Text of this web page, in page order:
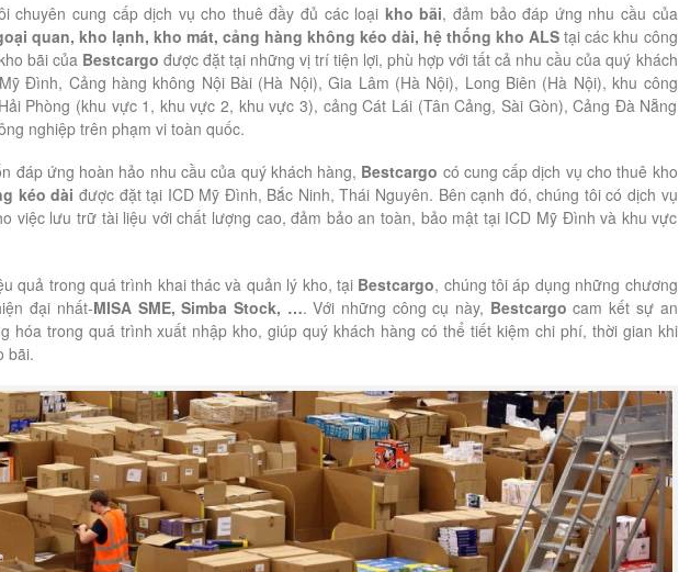
chuyên cung cấp dịch vụ cho thuê đầy đủ các loại kho bãi, đảm bảo đáp ứng nhu cầu của
quan, kho lạnh, kho mát, cảng hàng không kéo dài, hệ thống kho ALS tại các khu công
bãi của Bestcargo được đặt tại những vị trí tiện lợi, phù hợp với tất cả nhu cầu của quý khách
Đình, Cảng hàng không Nội Bài (Hà Nội), Gia Lâm (Hà Nội), Long Biên (Hà Nội), khu công
Phòng (khu vực 1, khu vực 2, khu vực 3), cảng Cát Lái (Tân Cảng, Sài Gòn), Cảng Đà Nẵng
nghiệp trên phạm vi toàn quốc.
đáp ứng hoàn hảo nhu cầu của quý khách hàng, Bestcargo có cung cấp dịch vụ cho thuê kho
kéo dài được đặt tại ICD Mỹ Đình, Bắc Ninh, Thái Nguyên. Bên cạnh đó, chúng tôi có dịch vụ
việc lưu trữ tài liệu với chất lượng cao, đảm bảo an toàn, bảo mật tại ICD Mỹ Đình và khu vực
quả trong quá trình khai thác và quản lý kho, tại Bestcargo, chúng tôi áp dụng những chương
đại nhất-MISA SME, Simba Stock, …. Với những công cụ này, Bestcargo cam kết sự an
hóa trong quá trình xuất nhập kho, giúp quý khách hàng có thể tiết kiệm chi phí, thời gian khi
bãi.